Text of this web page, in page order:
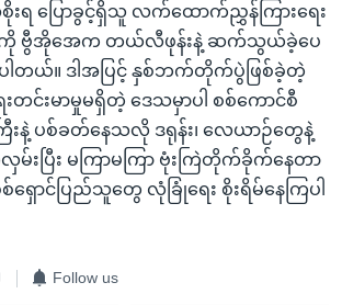
ရ ပြောခွင့်ရှိသူ လက်ထောက်ညွှန်ကြားရေး
င်ကို ဗွီအိုအေက တယ်လီဖုန်းနဲ့ ဆက်သွယ်ခဲ့ပေ
တယ်။ ဒါအပြင့် နှစ်ဘက်တိုက်ပွဲဖြစ်ခဲ့တဲ့
းတင်းမာမှုမရှိတဲ့ ဒေသမှာပါ စစ်ကောင်စီ
ပစ်ခတ်နေသလို ဒရုန်း၊ လေယာဉ်တွေနဲ့
ပြီး မကြာမကြာ ဗုံးကြဲတိုက်ခိုက်နေတာ
ရှောင်ပြည်သူတွေ လုံခြုံရေး စိုးရိမ်နေကြပါ
Follow us